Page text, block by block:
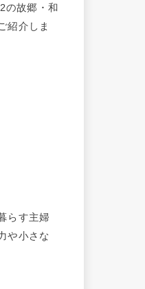
の故郷・和
紹介しま
らす主婦
や小さな